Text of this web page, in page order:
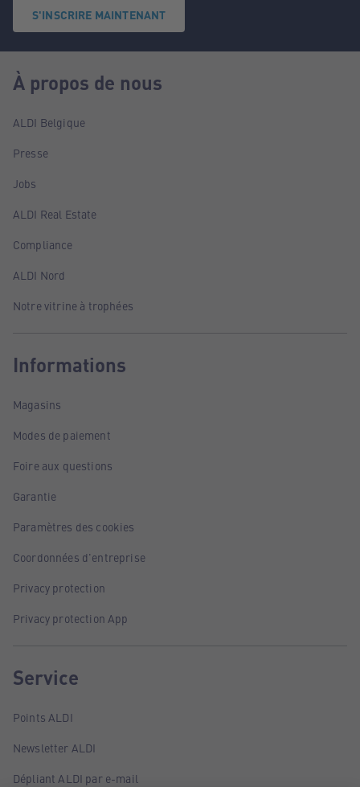
S'INSCRIRE MAINTENANT
À propos de nous
ALDI Belgique
Presse
Jobs
ALDI Real Estate
Compliance
ALDI Nord
Notre vitrine à trophées
Informations
Magasins
Modes de paiement
Foire aux questions
Garantie
Paramètres des cookies
Coordonnées d'entreprise
Privacy protection
Privacy protection App
Service
Points ALDI
Newsletter ALDI
Dépliant ALDI par e-mail